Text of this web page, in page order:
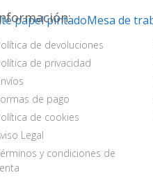
de devoluciones
de privacidad
de pago
de cookies
Legal
y condiciones de